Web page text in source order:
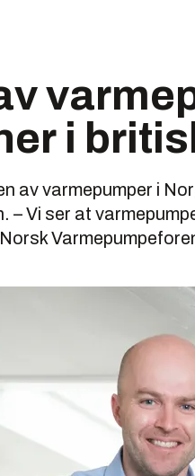
i
av varmepumper i
– Vi ser at